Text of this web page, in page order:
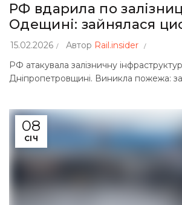
РФ вдарила по
Одещині: зайнялася
15.02.2026 Автор Rail.insider
РФ атакувала залізничну
Дніпропетровщині. Виникла пожежа:
08
СІЧ